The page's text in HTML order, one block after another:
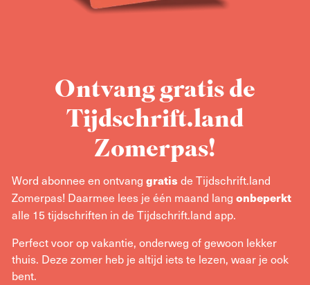
Ontvang gratis de
Tijdschrift.land
Zomerpas!
Word abonnee en ontvang gratis de Tijdschrift.land
Zomerpas! Daarmee lees je één maand lang onbeperkt
alle 15 tijdschriften in de Tijdschrift.land app.
Perfect voor op vakantie, onderweg of gewoon lekker
thuis. Deze zomer heb je altijd iets te lezen, waar je ook
bent.